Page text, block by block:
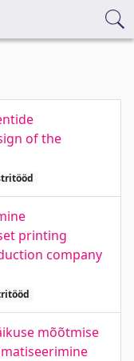
of the
printing
company
mõõtmise